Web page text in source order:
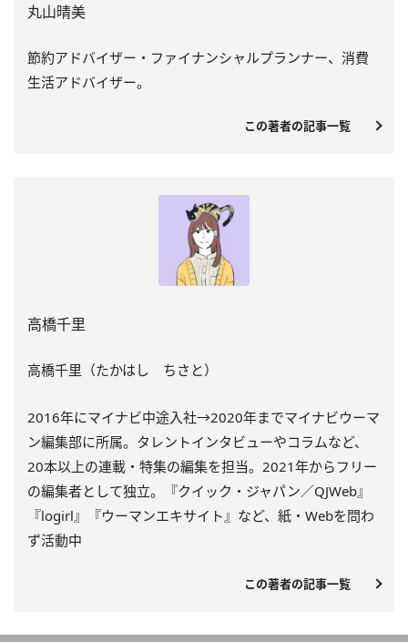
丸山晴美
節約アドバイザー・ファイナンシャルプランナー、消費
生活アドバイザー。
この著者の記事一覧
高橋千里
高橋千里（たかはし ちさと）
2016年にマイナビ中途入社→2020年までマイナビウーマ
ン編集部に所属。タレントインタビューやコラムなど、
20本以上の連載・特集の編集を担当。 2021年からフリー
の編集者として独立。『クイック・ ジャパン／QJWeb』
『logirl』『ウーマンエキサイト』 など、紙・Webを問わ
ず活動中
この著者の記事一覧